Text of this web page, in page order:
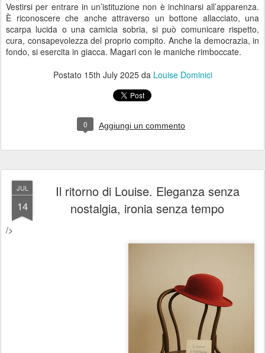
Vestirsi per entrare in un’istituzione non è inchinarsi all’apparenza.
È riconoscere che anche attraverso un bottone allacciato, una
scarpa lucida o una camicia sobria, si può comunicare rispetto,
cura, consapevolezza del proprio compito. Anche la democrazia, in
fondo, si esercita in giacca. Magari con le maniche rimboccate.
Postato 15th July 2025da Louise Dominici
0 Aggiungi un commento
JUL
14
Il ritorno di Louise. Eleganza senza
nostalgia, ironia senza tempo
/>